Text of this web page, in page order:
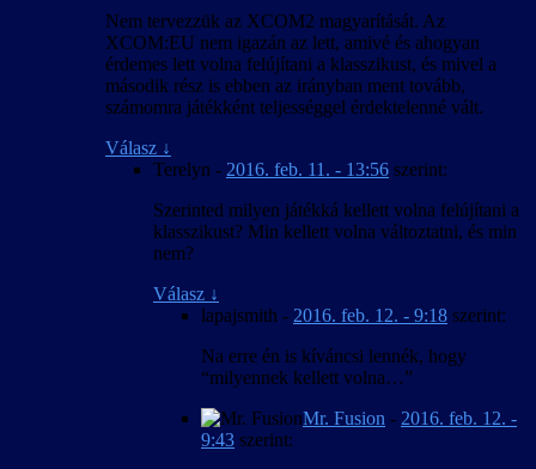
Nem tervezzük az XCOM2 magyarítását. Az
XCOM:EU nem igazán az lett, amivé és ahogyan
érdemes lett volna felújítani a klasszikust, és mivel a
második rész is ebben az irányban ment tovább,
számomra játékként teljességgel érdektelenné vált.
Válasz ↓
Terelyn - 2016. feb. 11. - 13:56 szerint:
Szerinted milyen játékká kellett volna felújítani a
klasszikust? Min kellett volna változtatni, és min
nem?
Válasz ↓
lapajsmith - 2016. feb. 12. - 9:18 szerint:
Na erre én is kíváncsi lennék, hogy
“milyennek kellett volna…”
Mr. Fusion - 2016. feb. 12. -
9:43 szerint: